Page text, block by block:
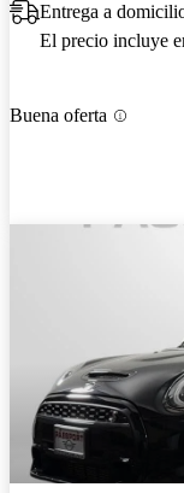
Entrega a
El precio incluye
Buena oferta